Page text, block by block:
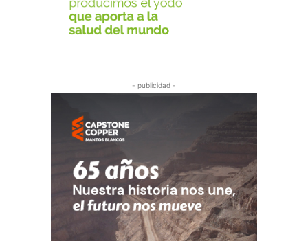
- publicidad -